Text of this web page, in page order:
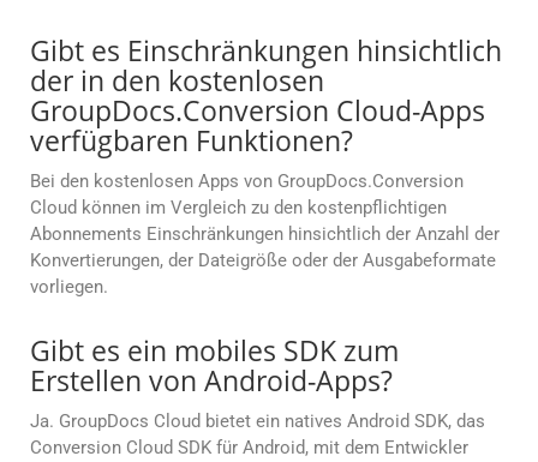
Gibt es Einschränkungen hinsichtlich
der in den kostenlosen
GroupDocs.Conversion Cloud-Apps
verfügbaren Funktionen?
Bei den kostenlosen Apps von GroupDocs.Conversion
Cloud können im Vergleich zu den kostenpflichtigen
Abonnements Einschränkungen hinsichtlich der Anzahl der
Konvertierungen, der Dateigröße oder der Ausgabeformate
vorliegen.
Gibt es ein mobiles SDK zum
Erstellen von Android-Apps?
Ja. GroupDocs Cloud bietet ein natives Android SDK, das
Conversion Cloud SDK für Android, mit dem Entwickler